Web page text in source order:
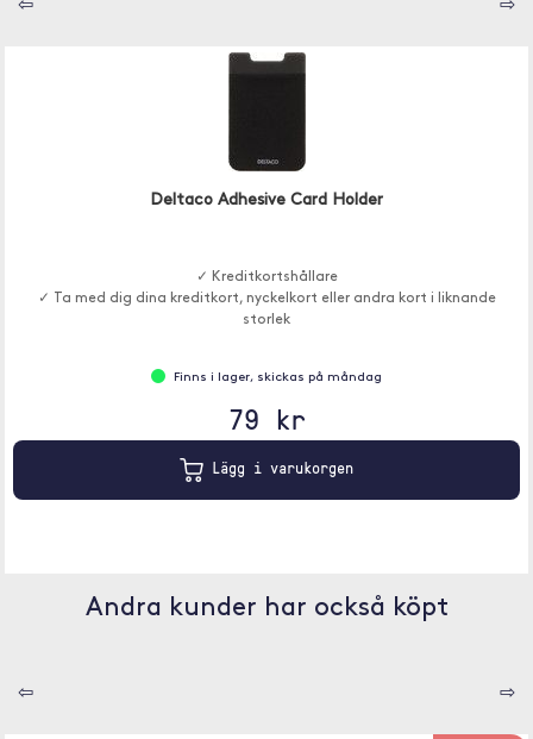
⇦ ⇨
Deltaco Adhesive Card Holder
✓ Kreditkortshållare
✓ Ta med dig dina kreditkort, nyckelkort eller andra kort i liknande
storlek
Finns i lager, skickas på måndag
79 kr
Lägg i varukorgen
Andra kunder har också köpt
⇦ ⇨